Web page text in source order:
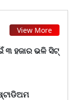
View More
୩ ହଜାର ଭଳି ସିଟ୍